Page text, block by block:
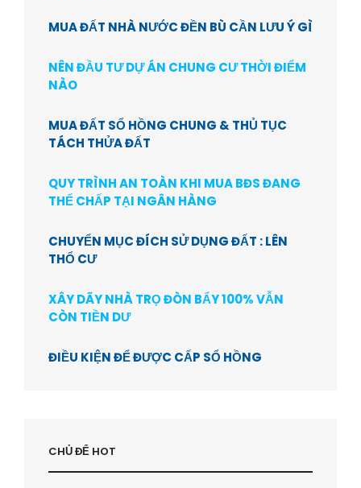
MUA ĐẤT NHÀ NƯỚC ĐỀN BÙ CẦN LƯU Ý GÌ
NÊN ĐẦU TƯ DỰ ÁN CHUNG CƯ THỜI ĐIỂM
NÀO
MUA ĐẤT SỔ HỒNG CHUNG & THỦ TỤC
TÁCH THỬA ĐẤT
QUY TRÌNH AN TOÀN KHI MUA BĐS ĐANG
THẾ CHẤP TẠI NGÂN HÀNG
CHUYỂN MỤC ĐÍCH SỬ DỤNG ĐẤT : LÊN
THỔ CƯ
XÂY DÃY NHÀ TRỌ ĐÒN BẨY 100% VẪN
CÒN TIỀN DƯ
ĐIỀU KIỆN ĐỂ ĐƯỢC CẤP SỔ HỒNG
CHỦ ĐỂ HOT